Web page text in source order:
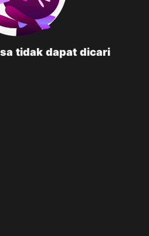
tidak dapat dicari